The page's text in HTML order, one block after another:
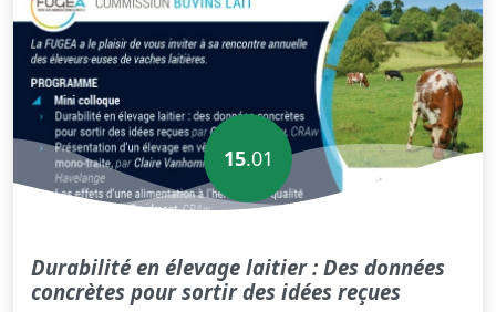
15.01
Durabilité en élevage laitier : Des données
concrètes pour sortir des idées reçues